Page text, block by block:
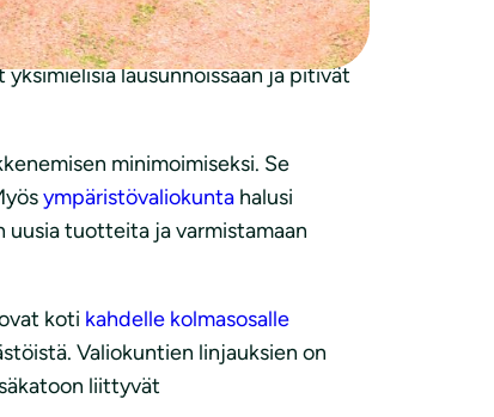
lausunnoissaan ja pitivät
minimoimiseksi. Se
ympäristövaliokunta halusi
tuotteita ja varmistamaan
koti kahdelle kolmasosalle
Valiokuntien linjauksien on
liittyvät